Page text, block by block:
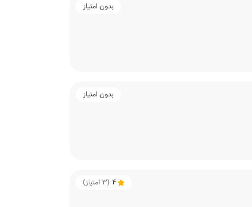
بدون امتیاز
بدون امتیاز
4
(
3 امتیاز)